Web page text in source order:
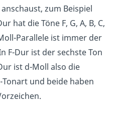
zum Beispiel
hat die Töne F, G, A, B, C,
Parallele ist immer der
F-Dur ist der sechste Ton
ist d-Moll also die
und beide haben